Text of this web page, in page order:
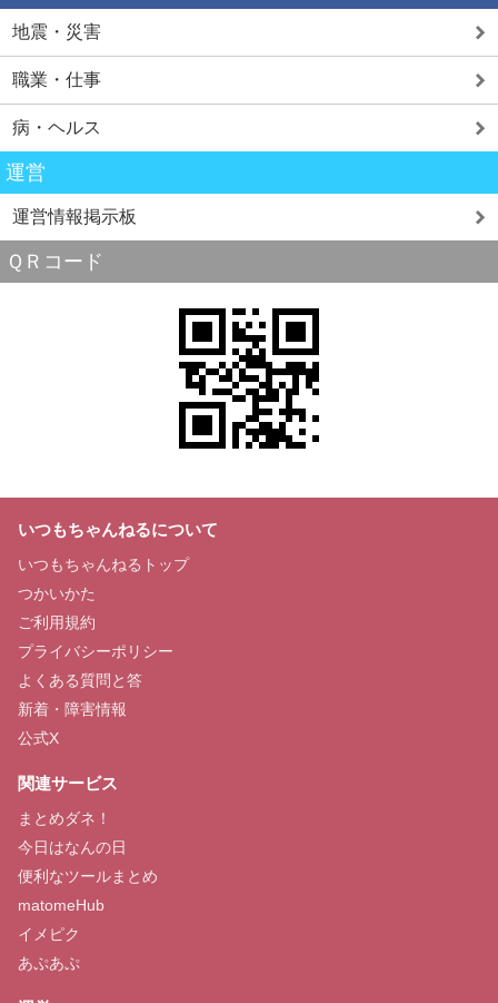
地震・災害
職業・仕事
病・ヘルス
運営
運営情報掲示板
ＱＲコード
いつもちゃんねるについて
いつもちゃんねるトップ
つかいかた
ご利用規約
プライバシーポリシー
よくある質問と答
新着・障害情報
公式X
関連サービス
まとめダネ！
今日はなんの日
便利なツールまとめ
matomeHub
イメピク
あぷあぷ